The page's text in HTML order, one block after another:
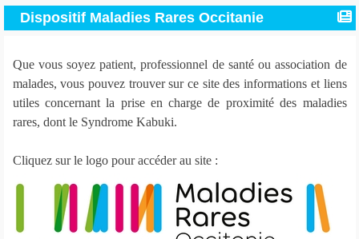
Dispositif Maladies Rares Occitanie
Que vous soyez patient, professionnel de santé ou association de
malades, vous pouvez trouver sur ce site des informations et liens
utiles concernant la prise en charge de proximité des maladies
rares, dont le Syndrome Kabuki.
Cliquez sur le logo pour accéder au site :